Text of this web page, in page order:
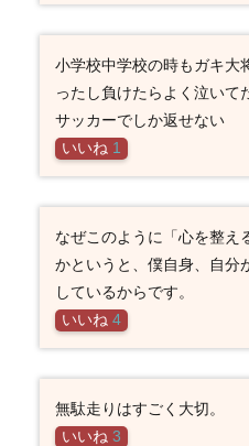
小学校中学校の時もガキ大
ったし負けたらよく泣いて
サッカーでしか返せない
いいね 1
なぜこのように「心を整え
かというと、僕自身、自分
しているからです。
いいね 4
無駄走りはすごく大切。
いいね 3